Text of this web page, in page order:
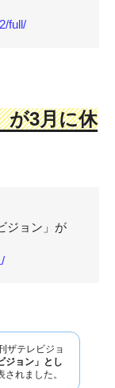
full/
が3月に休
ジョン」が
ザテレビジョ
ジョン」とし
れました。